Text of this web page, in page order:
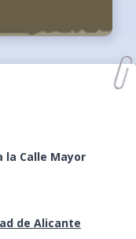
Calle Mayor
de Alicante